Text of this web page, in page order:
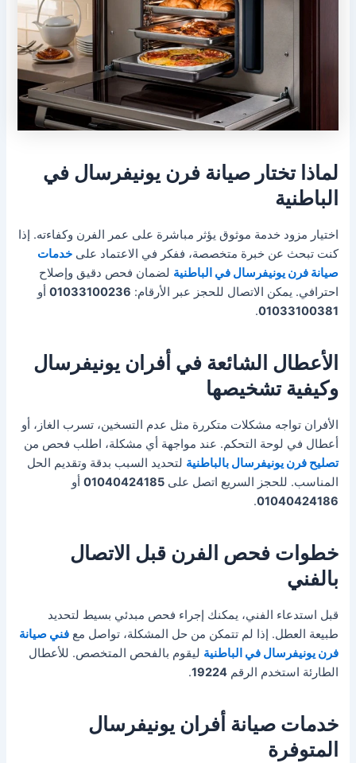
لماذا تختار صيانة فرن يونيفرسال في
الباطنية
اختيار مزود خدمة موثوق يؤثر مباشرة على عمر الفرن وكفاءته. إذا
كنت تبحث عن خبرة متخصصة، ففكر في الاعتماد علىخدمات
صيانة فرن يونيفرسال في الباطنية لضمان فحص دقيق وإصلاح
احترافي. يمكن الاتصال للحجز عبر الأرقام: 01033100236 أو
01033100381
.
الأعطال الشائعة في أفران يونيفرسال
وكيفية تشخيصها
الأفران تواجه مشكلات متكررة مثل عدم التسخين، تسرب الغاز، أو
أعطال في لوحة التحكم. عند مواجهة أي مشكلة، اطلب فحص من
تصليح فرن يونيفرسال بالباطنية لتحديد السبب بدقة وتقديم الحل
المناسب. للحجز السريع اتصل على01040424185 أو
01040424186
.
خطوات فحص الفرن قبل الاتصال
بالفني
قبل استدعاء الفني، يمكنك إجراء فحص مبدئي بسيط لتحديد
طبيعة العطل. إذا لم تتمكن من حل المشكلة، تواصل معفني صيانة
فرن يونيفرسال في الباطنية ليقوم بالفحص المتخصص. للأعطال
الطارئة استخدم الرقم19224
.
خدمات صيانة أفران يونيفرسال
المتوفرة